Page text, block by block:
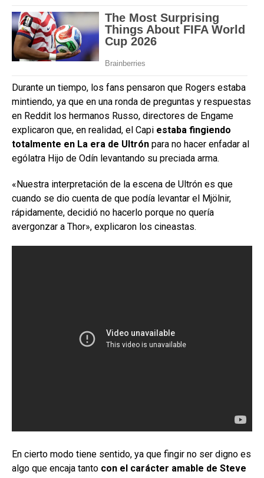
Durante un tiempo, los fans pensaron que Rogers estaba
mintiendo, ya que en una ronda de preguntas y respuestas
en Reddit los hermanos Russo, directores de Engame
explicaron que, en realidad, el Capi estaba fingiendo
totalmente en La era de Ultrón para no hacer enfadar al
ególatra Hijo de Odín levantando su preciada arma.
«Nuestra interpretación de la escena de Ultrón es que
cuando se dio cuenta de que podía levantar el Mjölnir,
rápidamente, decidió no hacerlo porque no quería
avergonzar a Thor», explicaron los cineastas.
En cierto modo tiene sentido, ya que fingir no ser digno es
algo que encaja tanto con el carácter amable de Steve